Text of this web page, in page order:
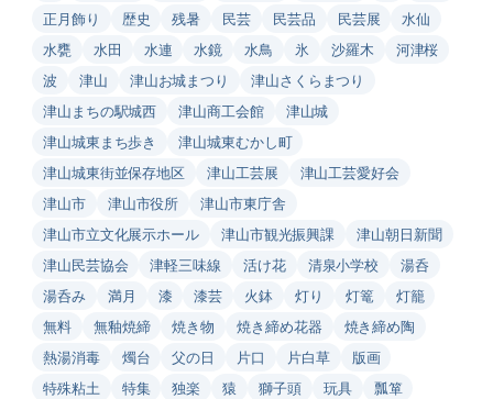
正月飾り 歴史 残暑 民芸 民芸品 民芸展
水仙
水甕
水田 水連 水鏡 水鳥 氷 沙羅木
河津桜
波
津山 津山お城まつり
津山さくらまつり
津山まちの駅城西
津山商工会館
津山城
津山城東まち歩き
津山城東むかし町
津山城東街並保存地区
津山工芸展
津山工芸愛好会
津山市
津山市役所
津山市東庁舎
津山市立文化展示ホール
津山市観光振興課
津山朝日新聞
津山民芸協会
津軽三味線 活け花 清泉小学校
湯呑
湯呑み
満月 漆 漆芸 火鉢 灯り 灯篭
灯籠
無料
無釉焼締 焼き物 焼き締め花器
焼き締め陶
熱湯消毒
燭台 父の日 片口 片白草
版画
特殊粘土
特集 独楽 猿 獅子頭 玩具
瓢箪